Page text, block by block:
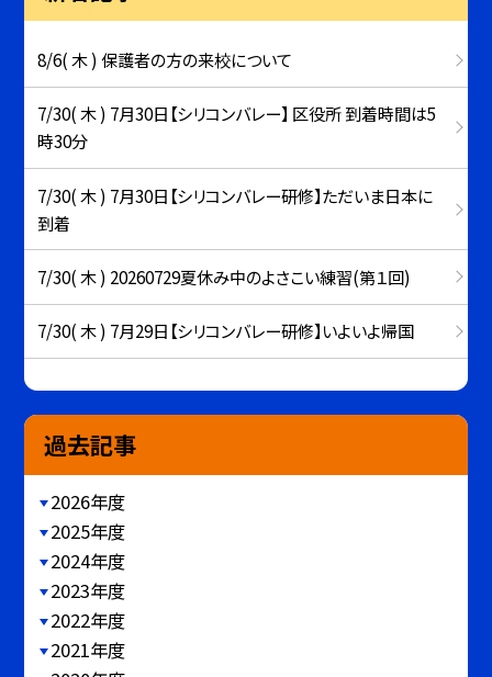
8/6( 木 ) 保護者の方の来校について
7/30( 木 ) 7月30日【シリコンバレー】 区役所 到着時間は5
時30分
7/30( 木 ) 7月30日【シリコンバレー研修】ただいま日本に
到着
7/30( 木 ) 20260729夏休み中のよさこい練習(第１回)
7/30( 木 ) 7月29日【シリコンバレー研修】いよいよ帰国
過去記事
2026年度
2025年度
2024年度
2023年度
2022年度
2021年度